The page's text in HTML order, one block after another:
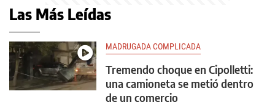
Las Más Leídas
MADRUGADA COMPLICADA
Tremendo choque en Cipolletti:
una camioneta se metió dentro
de un comercio